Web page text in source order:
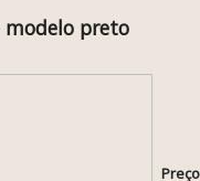
modelo preto